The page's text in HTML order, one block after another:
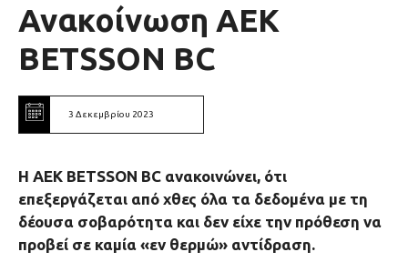
Ανακοίνωση ΑΕΚ
BETSSON BC
3 Δεκεμβρίου 2023
Η ΑEK ΒΕΤSSON BC ανακοινώνει, ότι
επεξεργάζεται από χθες όλα τα δεδομένα με τη
δέουσα σοβαρότητα και δεν είχε την πρόθεση να
προβεί σε καμία «εν θερμώ» αντίδραση.